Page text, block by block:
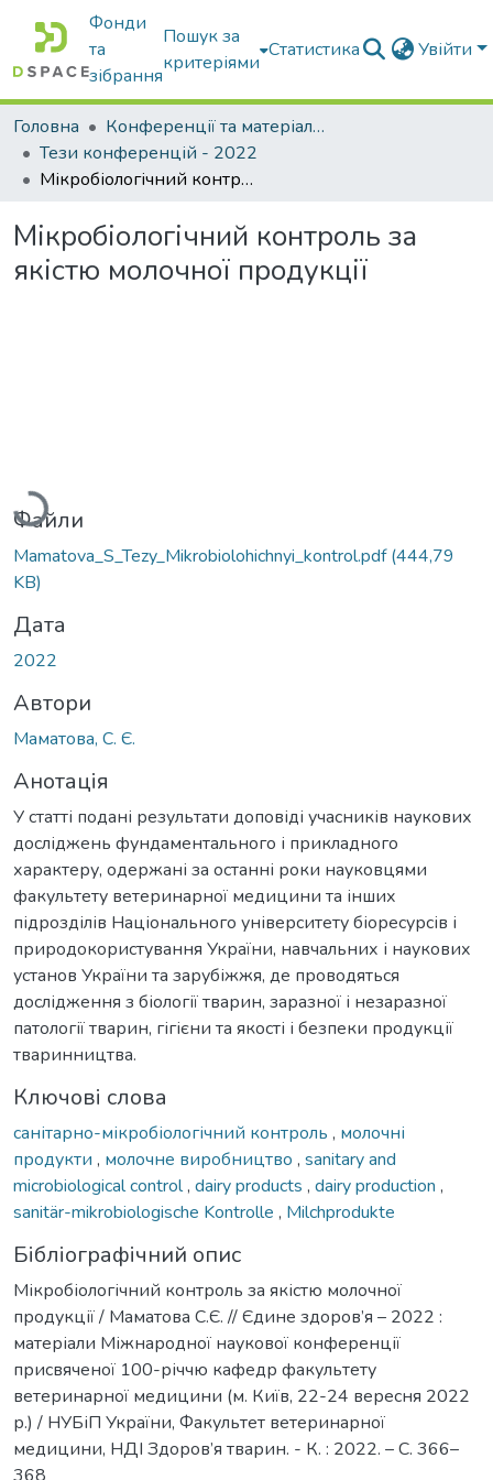
Фонди
та
зібрання
Пошук за
критеріями
Статистика Увійти
Головна
Конференції та матеріали конференцій
Тези конференцій - 2022
Мікробіологічний контроль за якістю молочної продукції
Мікробіологічний контроль за
якістю молочної продукції
Вантажиться...
Файли
Mamatova_S_Tezy_Mikrobiolohichnyi_kontrol.pdf(444,79
KB)
Дата
2022
Автори
Маматова, С. Є.
Анотація
У статті подані результати доповіді учасників наукових
досліджень фундаментального і прикладного
характеру, одержані за останні роки науковцями
факультету ветеринарної медицини та інших
підрозділів Національного університету біоресурсів і
природокористування України, навчальних і наукових
установ України та зарубіжжя, де проводяться
дослідження з біології тварин, заразної і незаразної
патології тварин, гігієни та якості і безпеки продукції
тваринництва.
Ключові слова
санітарно-мікробіологічний контроль , молочні
продукти , молочне виробництво , sanitary and
microbiological control, dairy products , dairy production ,
sanitär-mikrobiologische Kontrolle , Milchprodukte
Бібліографічний опис
Мікробіологічний контроль за якістю молочної
продукції / Маматова С.Є. // Єдине здоров’я – 2022 :
матеріали Міжнародної наукової конференції
присвяченої 100-річчю кафедр факультету
ветеринарної медицини (м. Київ, 22-24 вересня 2022
р.) / НУБіП України, Факультет ветеринарної
медицини, НДІ Здоров’я тварин. - К. : 2022. – С. 366–